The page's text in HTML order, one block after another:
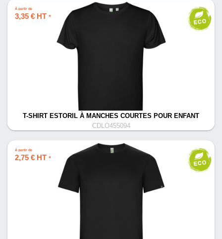
À partir de
3,35 € HT *
T-SHIRT ESTORIL À MANCHES COURTES POUR ENFANT
CDLO455094
À partir de
2,75 € HT *